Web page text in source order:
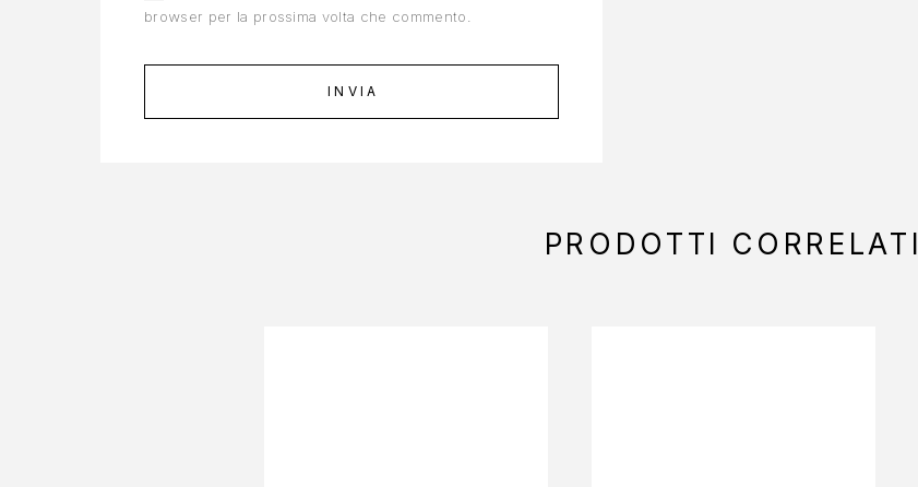
browser per la prossima volta che commento.
PRODOTTI CORRELATI